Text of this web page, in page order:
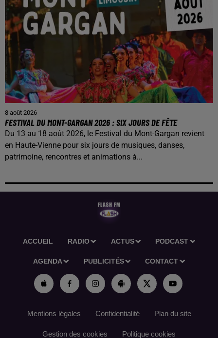
8 août 2026
FESTIVAL DU MONT-GARGAN 2026 : SIX JOURS DE FÊTE
Du 13 au 18 août 2026, le Festival du Mont-Gargan revient
en Haute-Vienne pour six jours de musiques, danses,
patrimoine, rencontres et animations à...
ACCUEIL RADIO ACTUS PODCAST
AGENDA PUBLICITÉS CONTACT
Mentions légales Confidentialité Plan du site
Gestion des cookies Politique cookies